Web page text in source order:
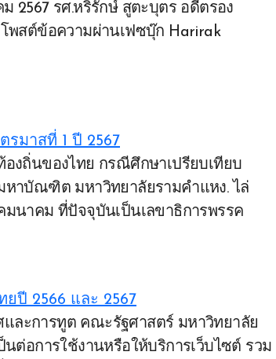
2567 รศ.หริรักษ์ สูตะบุตร อดีตรอง
พสต์ข้อความผ่านเฟซบุ๊ก Harirak
รมาสที่ 1 ปี 2567
หาบัณฑิต มหาวิทยาลัยรามคำแหง. ไล่
นาคม ที่ปัจจุบันเป็นเลขาธิการพรรค
ปี 2566 และ 2567
ต่อการใช้งานหรือให้บริการเว็บไซต์ รวม